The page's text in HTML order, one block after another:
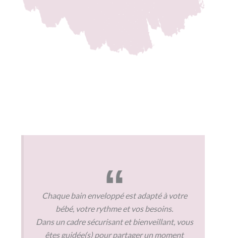
Chaque bain enveloppé est adapté à votre
bébé, votre rythme et vos besoins.
Dans un cadre sécurisant et bienveillant, vous
êtes guidée(s) pour partager un moment